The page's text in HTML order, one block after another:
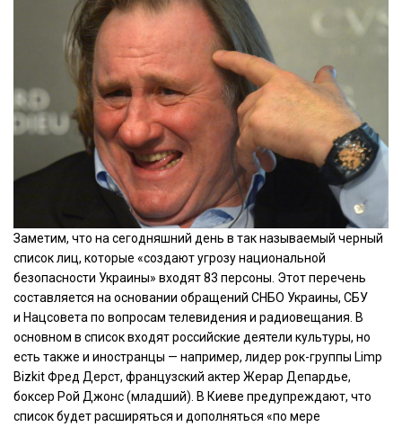
Заметим, что на сегодняшний день в так называемый черный
список лиц, которые «создают угрозу национальной
безопасности Украины» входят 83 персоны. Этот перечень
составляется на основании обращений СНБО Украины, СБУ
и Нацсовета по вопросам телевидения и радиовещания. В
основном в список входят российские деятели культуры, но
есть также и иностранцы — например, лидер рок-группы Limp
Bizkit Фред Дерст, французский актер Жерар Депардье,
боксер Рой Джонс (младший). В Киеве предупреждают, что
списокбудет расширяться и дополняться «по мере